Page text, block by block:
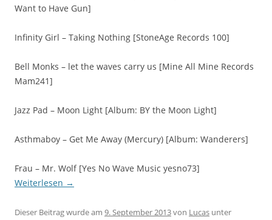
Want to Have Gun]
Infinity Girl – Taking Nothing [StoneAge Records 100]
Bell Monks – let the waves carry us [Mine All Mine Records
Mam241]
Jazz Pad – Moon Light [Album: BY the Moon Light]
Asthmaboy – Get Me Away (Mercury) [Album: Wanderers]
Frau – Mr. Wolf [Yes No Wave Music yesno73]
Weiterlesen →
Dieser Beitrag wurde am 9. September 2013von Lucas unter